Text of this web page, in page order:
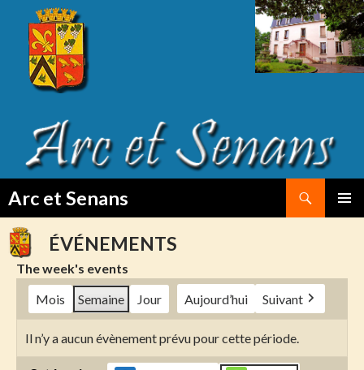
Arc et Senans
TO
CONTENTÉVÉNEMENTS
The week's events
Mois
Semaine Jour Aujourd’hui Suivant
Il n’y a aucun évènement prévu pour cette période.